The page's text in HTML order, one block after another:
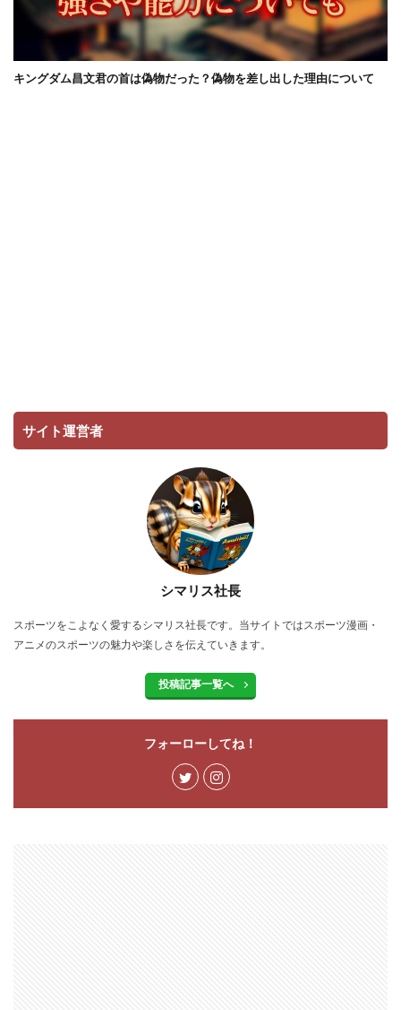
キングダム昌文君の首は偽物だった？偽物を差し出した理由について
サイト運営者
シマリス社長
スポーツをこよなく愛するシマリス社長です。当サイトではスポーツ漫画・
アニメのスポーツの魅力や楽しさを伝えていきます。
投稿記事一覧へ
フォーローしてね！